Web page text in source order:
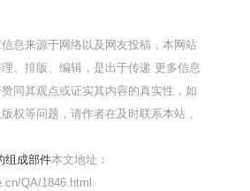
息来源于网络以及网友投稿，本网站
、排版、编辑，是出于传递 更多信息
同其观点或证实其内容的真实性，如
权等问题，请作者在及时联系本站，
组成部件本文地址：
QA/1846.html